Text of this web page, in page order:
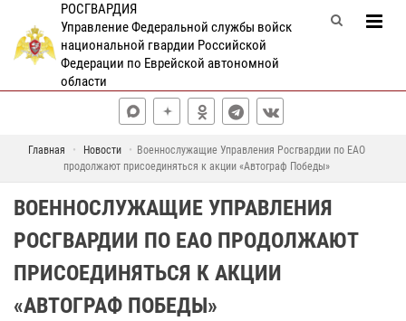
РОСГВАРДИЯ
Управление Федеральной службы войск
национальной гвардии Российской
Федерации по Еврейской автономной
области
Главная Новости
Военнослужащие Управления Росгвардии по ЕАО
продолжают присоединяться к акции «Автограф Победы»
ВОЕННОСЛУЖАЩИЕ УПРАВЛЕНИЯ
РОСГВАРДИИ ПО ЕАО ПРОДОЛЖАЮТ
ПРИСОЕДИНЯТЬСЯ К АКЦИИ
«АВТОГРАФ ПОБЕДЫ»